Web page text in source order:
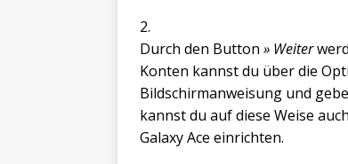
2.
Durch den Button » Weiter
Konten kannst du über die
Bildschirmanweisung und
kannst du auf diese Weise
Galaxy Ace einrichten.